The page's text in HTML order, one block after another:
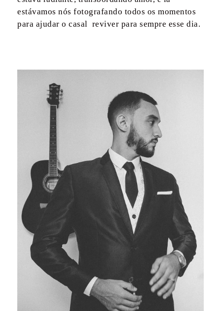
estávamos nós fotografando todos os momentos
para ajudar o casal reviver para sempre esse dia.